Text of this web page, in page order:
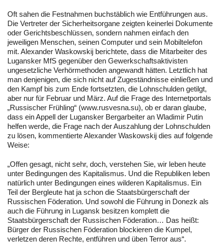
Oft sahen die Festnahmen buchstäblich wie Entführungen aus.
Die Vertreter der Sicherheitsorgane zeigten keinerlei Dokumente
oder Gerichtsbeschlüssen, sondern nahmen einfach den
jeweiligen Menschen, seinen Computer und sein Mobiltelefon
mit. Alexander Waskowskij berichtete, dass die Mitarbeiter des
Lugansker MfS gegenüber den Gewerkschaftsaktivisten
ungesetzliche Verhörmethoden angewandt hätten. Letztlich hat
man denjenigen, die sich nicht auf Zugeständnisse einließen und
den Kampf bis zum Ende fortsetzten, die Lohnschulden getilgt,
aber nur für Februar und März. Auf die Frage des Internetportals
„Russischer Frühling“ (www.rusvesna.su), ob er daran glaube,
dass ein Appell der Lugansker Bergarbeiter an Wladimir Putin
helfen werde, die Frage nach der Auszahlung der Lohnschulden
zu lösen, kommentierte Alexander Waskowskij dies auf folgende
Weise:
„Offen gesagt, nicht sehr, doch, verstehen Sie, wir leben heute
unter Bedingungen des Kapitalismus. Und die Republiken leben
natürlich unter Bedingungen eines wilderen Kapitalismus. Ein
Teil der Bergleute hat ja schon die Staatsbürgerschaft der
Russischen Föderation. Und sowohl die Führung in Donezk als
auch die Führung in Lugansk besitzen komplett die
Staatsbürgerschaft der Russischen Föderation… Das heißt:
Bürger der Russischen Föderation blockieren die Kumpel,
verletzen deren Rechte, entführen und üben Terror aus“.